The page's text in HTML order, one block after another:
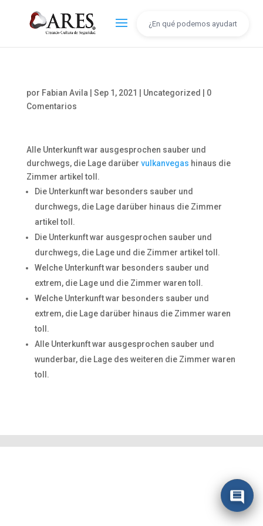
por Fabian Avila Sep 1, 2021 Uncategorized
0
Comentarios
Alle Unterkunft war ausgesprochen sauber und
durchwegs, die Lage darüber vulkanvegas hinaus die
Zimmer artikel toll.
Die Unterkunft war besonders sauber und
durchwegs, die Lage darüber hinaus die Zimmer
artikel toll.
Die Unterkunft war ausgesprochen sauber und
durchwegs, die Lage und die Zimmer artikel toll.
Welche Unterkunft war besonders sauber und
extrem, die Lage und die Zimmer waren toll.
Welche Unterkunft war besonders sauber und
extrem, die Lage darüber hinaus die Zimmer waren
toll.
Alle Unterkunft war ausgesprochen sauber und
wunderbar, die Lage des weiteren die Zimmer waren
toll.